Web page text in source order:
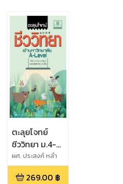
ตะลุยโจทย์
ชีววิทยา ม.4-5-
6 A-Level
ผศ. ประสงค์ หลำ
สะอาด และ ผศ.ดร.
จิตเกษม หลำสะอาด
269.00 ฿